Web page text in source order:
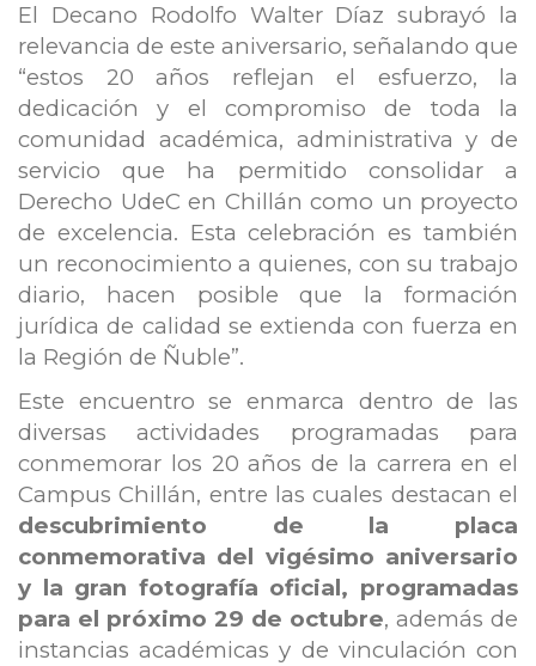
El Decano Rodolfo Walter Díaz subrayó la
relevancia de este aniversario, señalando que
“estos 20 años reflejan el esfuerzo, la
dedicación y el compromiso de toda la
comunidad académica, administrativa y de
servicio que ha permitido consolidar a
Derecho UdeC en Chillán como un proyecto
de excelencia. Esta celebración es también
un reconocimiento a quienes, con su trabajo
diario, hacen posible que la formación
jurídica de calidad se extienda con fuerza en
la Región de Ñuble”.
Este encuentro se enmarca dentro de las
diversas actividades programadas para
conmemorar los 20 años de la carrera en el
Campus Chillán, entre las cuales destacan el
descubrimiento de la placa
conmemorativa del vigésimo aniversario
y la gran fotografía oficial, programadas
para el próximo 29 de octubre, además de
instancias académicas y de vinculación con